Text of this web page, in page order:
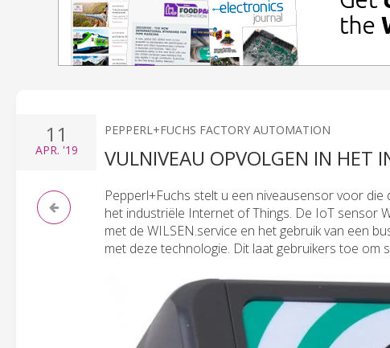
11
APR. '19
PEPPERL+FUCHS FACTORY AUTOMATION
VULNIVEAU OPVOLGEN IN HET
Pepperl+Fuchs stelt u een niveausensor voor
het industriële Internet of Things. De IoT sensor
met de WILSEN.service en het gebruik van een
met deze technologie. Dit laat gebruikers toe om